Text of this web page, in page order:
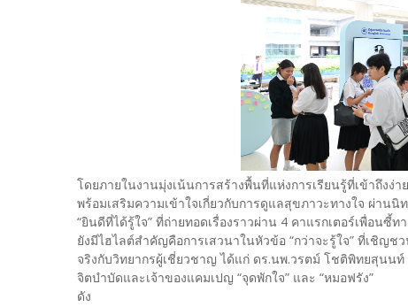
โดยภายในงานมุ่งเน้นการสร้างพื้นที่แห่งการเรียนรู้ที่เข้าถึงง่
พร้อมเสริมความเข้าใจเกี่ยวกับการดูแลสุขภาวะทาง
“ยินดีที่ได้รู้ใจ” ที่ถ่ายทอดเรื่องราวผ่าน 4 คาแรกเตอร์เพื่อนซี้
ยังมีไฮไลต์สำคัญคือการเสวนาในหัวข้อ “กว่าจะรู้ใจ” ที่เชิญ
จริงกับวิทยากรผู้เชี่ยวชาญ ได้แก่ ดร.นพ.วรตม์ โชติพิทยสุนน
จิตบำบัดและเจ้าของแคมเปญ “จุดพักใจ” และ “หมอ
ดัง